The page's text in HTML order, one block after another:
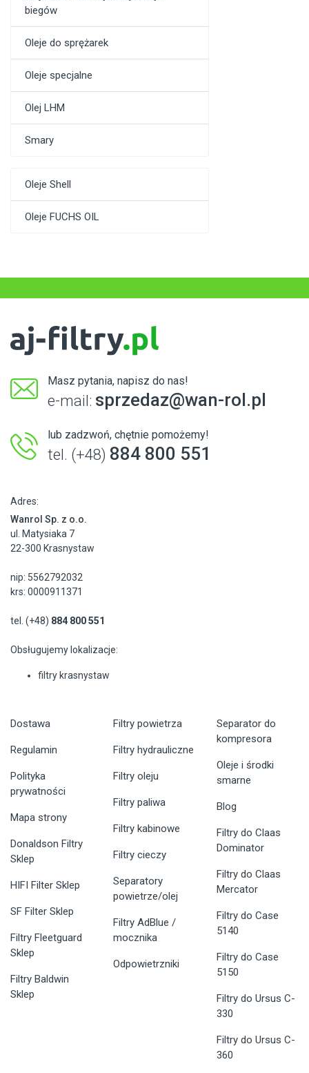
biegów
Oleje do sprężarek
Oleje specjalne
Olej LHM
Smary
Oleje Shell
Oleje FUCHS OIL
Masz pytania, napisz do nas!
e-mail: sprzedaz@wan-rol.pl
lub zadzwoń, chętnie pomożemy!
tel. (+48) 884 800 551
Adres:
Wanrol Sp. z o.o.
ul. Matysiaka 7
22-300 Krasnystaw
nip: 5562792032
krs: 0000911371
tel. (+48) 884 800 551
Obsługujemy lokalizacje:
filtry krasnystaw
Dostawa
Regulamin
Polityka
prywatności
Mapa strony
Donaldson Filtry
Sklep
HIFI Filter Sklep
SF Filter Sklep
Filtry Fleetguard
Sklep
Filtry Baldwin
Sklep
Filtry powietrza
Filtry hydrauliczne
Filtry oleju
Filtry paliwa
Filtry kabinowe
Filtry cieczy
Separatory
powietrze/olej
Filtry AdBlue /
mocznika
Odpowietrzniki
Separator do
kompresora
Oleje i środki
smarne
Blog
Filtry do Claas
Dominator
Filtry do Claas
Mercator
Filtry do Case
5140
Filtry do Case
5150
Filtry do Ursus C-
330
Filtry do Ursus C-
360